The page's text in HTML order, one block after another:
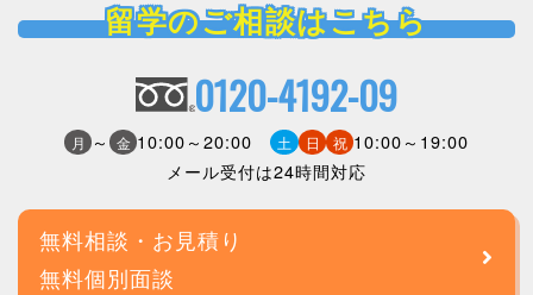
留学のご相談はこちら
0120-4192-09
月 ～ 金 10:00～20:00 土 日 祝 10:00～19:00
メール受付は24時間対応
無料相談・お見積り
無料個別面談